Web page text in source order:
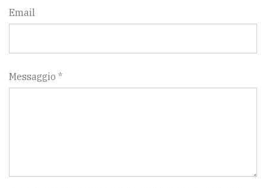
Email
Messaggio *